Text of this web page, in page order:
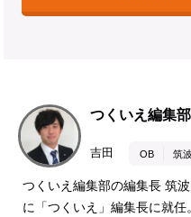
つくいえ編集
吉田 OB 筑
つくいえ編集部の編集長 筑
に「つくいえ」編集長に就